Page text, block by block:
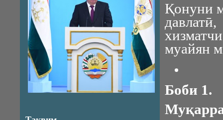
Қонуни
муайян
Боби 1.